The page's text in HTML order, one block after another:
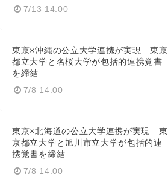
7/13 14:00
東京×沖縄の公立大学連携が実現 東京
都立大学と名桜大学が包括的連携覚書
を締結
7/8 14:00
東京×北海道の公立大学連携が実現 東
京都立大学と旭川市立大学が包括的連
携覚書を締結
7/8 14:00